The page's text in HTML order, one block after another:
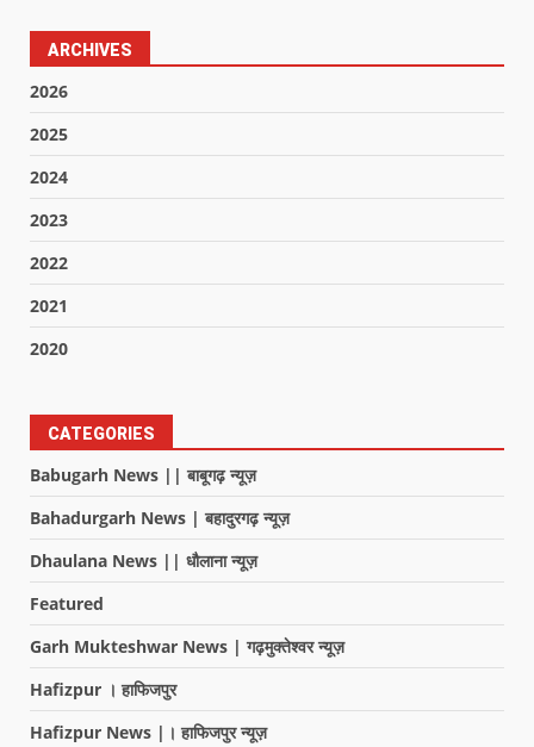
ARCHIVES
2026
2025
2024
2023
2022
2021
2020
CATEGORIES
Babugarh News || बाबूगढ़ न्यूज़
Bahadurgarh News | बहादुरगढ़ न्यूज़
Dhaulana News || धौलाना न्यूज़
Featured
Garh Mukteshwar News | गढ़मुक्तेश्वर न्यूज़
Hafizpur । हाफिजपुर
Hafizpur News |। हाफिजपुर न्यूज़